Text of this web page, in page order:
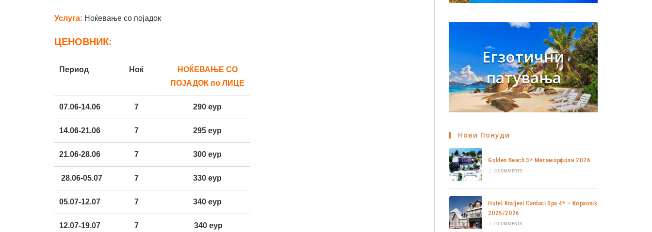
Услуга: Ноќевање со појадок
ЦЕНОВНИК:
Период Ноќ
НОЌЕВАЊЕ СО
ПОЈАДОК по ЛИЦЕ
07.06-14.06 7 290 еур
14.06-21.06 7 295 еур
21.06-28.06 7 300 еур
28.06-05.07 7 330 еур
05.07-12.07 7 340 еур
12.07-19.07 7 340 еур
Егзотични
патувања
Нови Понуди
Golden Beach 3* Метаморфози 2026
/ 0 COMMENTS
Hotel Kraljevi Cardaci Spa 4* – Kopaonik
2025/2026
/ 0 COMMENTS